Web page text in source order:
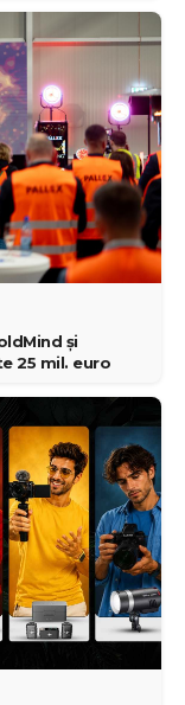
și
25 mil. euro